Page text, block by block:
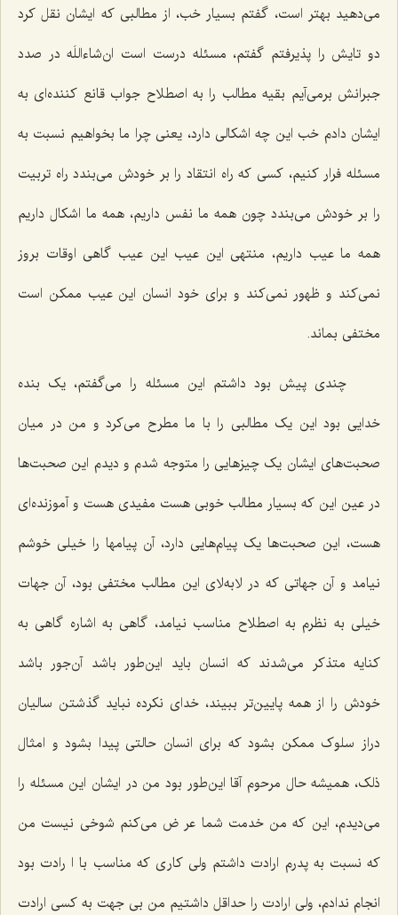
می‌دهید بهتر است، گفتم بسیار خب، از مطالبی که ایشان نقل کرد
دو تایش را پذیرفتم گفتم، مسئله درست است ان‌شاءاللَه در صدد
جبرانش برمی‌آیم بقیه مطالب را به اصطلاح جواب قانع کننده‌ای به
ایشان دادم خب این چه اشکالی دارد، یعنی چرا ما بخواهیم نسبت به
مسئله فرار کنیم، کسی که راه انتقاد را بر خودش می‌بندد راه تربیت
را بر خودش می‌بندد چون همه ما نفس داریم، همه ما اشکال داریم
همه ما عیب داریم، منتهی این عیب این عیب گاهی اوقات بروز
نمی‌کند و ظهور نمی‌کند و برای خود انسان این عیب ممکن است
مختفی بماند.
چندی پیش بود داشتم این مسئله را می‌گفتم، یک بنده
خدایی بود این یک مطالبی را با ما مطرح می‌کرد و من در میان
صحبت‌های ایشان یک چیزهایی را متوجه شدم و دیدم این صحبت‌ها
در عین این که بسیار مطالب خوبی هست مفیدی هست و آموزنده‌ای
هست، این صحبت‌ها یک پیام‌هایی دارد، آن پیامها را خیلی خوشم
نیامد و آن جهاتی که در لابه‌لای این مطالب مختفی بود، آن جهات
خیلی به نظرم به اصطلاح مناسب نیامد، گاهی به اشاره گاهی به
کنایه متذکر می‌شدند که انسان باید این‌طور باشد آن‌جور باشد
خودش را از همه پایین‌تر ببیند، خدای نکرده نباید گذشتن سالیان
دراز سلوک ممکن بشود که برای انسان حالتی پیدا بشود و امثال
ذلک، همیشه حال مرحوم آقا این‌طور بود من در ایشان این مسئله را
می‌دیدم، این که من خدمت شما عر ض می‌کنم شوخی نیست من
که نسبت به پدرم ارادت داشتم ولی کاری که مناسب با ا رادت بود
انجام ندادم، ولی ارادت را حداقل داشتیم من بی جهت به کسی ارادت